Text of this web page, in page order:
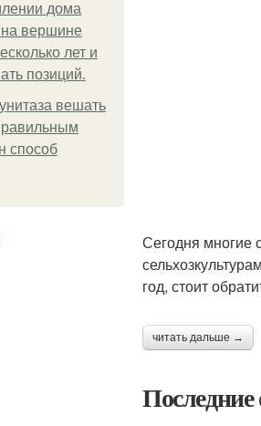
дома
вершине
лет и
позиций.
вешать
способ
Сегодня многие
год, стоит
читать дальше →
Последние